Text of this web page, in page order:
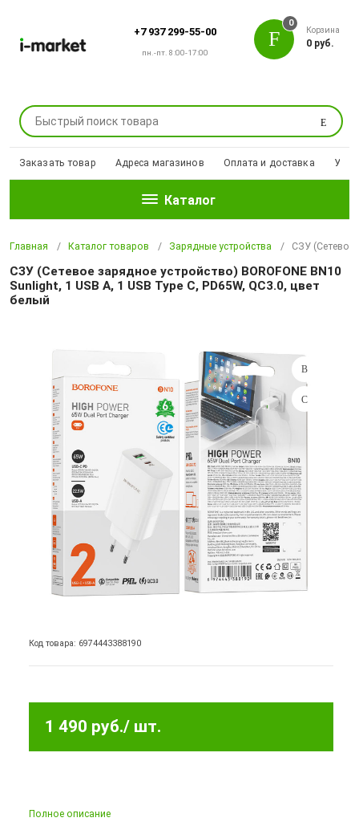
+7 937 299-55-00
пн.-пт. 8:00-17:00
Поиск
0
Корзина
0 руб.
Заказать товар Адреса магазинов Оплата и доставка
Каталог
Главная Каталог товаров Зарядные устройства СЗУ (Сетевое
СЗУ (Сетевое зарядное устройство) BOROFONE BN10
Sunlight, 1 USB A, 1 USB Type C, PD65W, QC3.0, цвет
белый
Код товара: 6974443388190
1 490 руб./ шт.
Полное описание